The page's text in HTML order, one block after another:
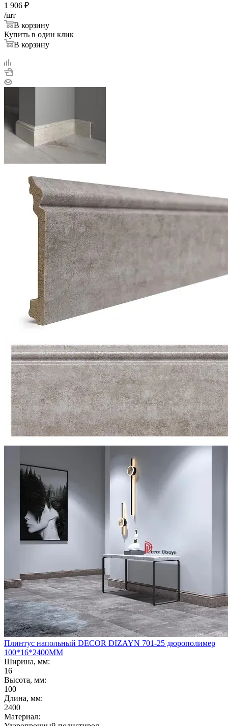
1 906 ₽
/шт
В корзину
Купить в один клик
В корзину
Плинтус напольный DECOR DIZAYN 701-25 дюрополимер
100*16*2400ММ
Ширина, мм:
16
Высота, мм:
100
Длина, мм:
2400
Материал: